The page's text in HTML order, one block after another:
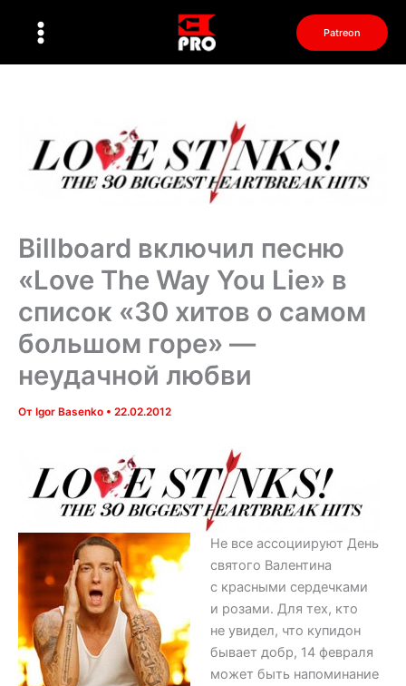
Patreon
Billboard включил песню
«Love The Way You Lie» в
список «30 хитов о самом
большом горе» —
неудачной любви
От Igor Basenko • 22.02.2012
Не все ассоциируют День
святого Валентина
с красными сердечками
и розами. Для тех, кто
не увидел, что купидон
бывает добр, 14 февраля
может быть напоминание